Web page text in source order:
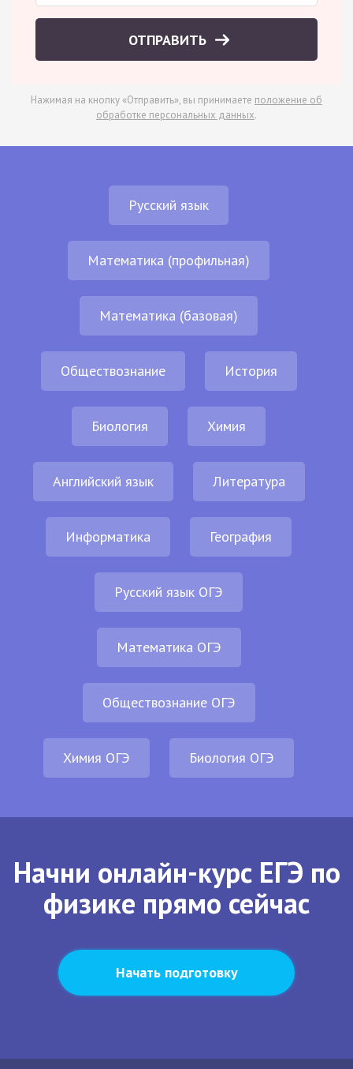
ОТПРАВИТЬ
Нажимая на кнопку «Отправить», вы принимаете положение об
обработке персональных данных.
Русский язык
Математика (профильная)
Математика (базовая)
Обществознание История
Биология Химия
Английский язык Литература
Информатика География
Русский язык ОГЭ
Математика ОГЭ
Обществознание ОГЭ
Химия ОГЭ Биология ОГЭ
Начни онлайн-курс ЕГЭ по
физике прямо сейчас
Начать подготовку